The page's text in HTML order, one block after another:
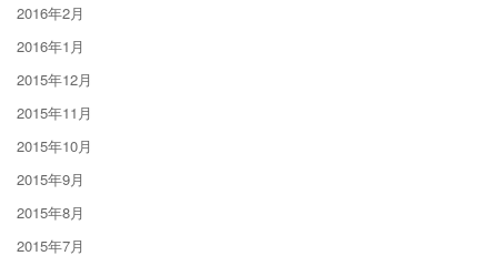
2016年2月
2016年1月
2015年12月
2015年11月
2015年10月
2015年9月
2015年8月
2015年7月